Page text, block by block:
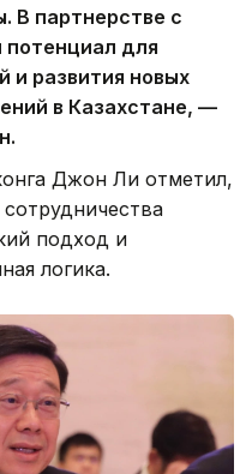
В партнерстве с
для
и развития новых
в Казахстане, —
Джон Ли отметил,
подход и
логика.